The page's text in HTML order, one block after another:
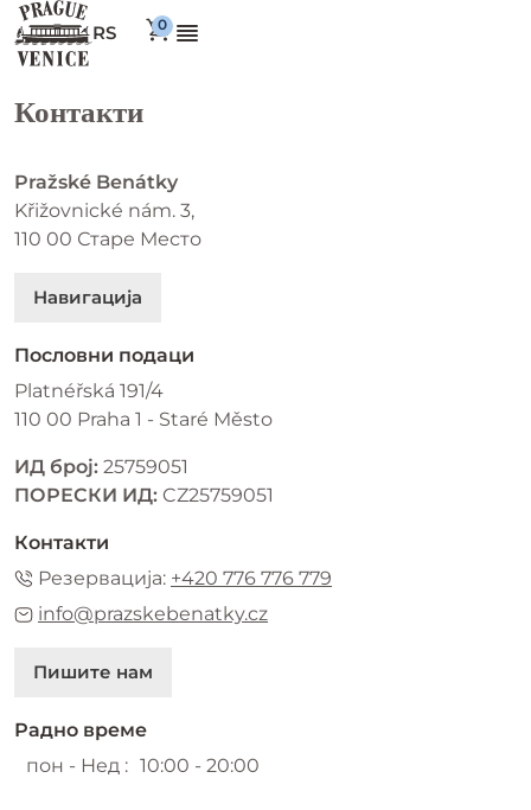
RS
Контакти
Pražské Benátky
Křižovnické nám. 3,
110 00 Старе Место
Навигација
Пословни подаци
Platnéřská 191/4
110 00 Praha 1 - Staré Město
ИД број: 25759051
ПОРЕСКИ ИД: CZ25759051
Контакти
Резервација: +420 776 776 779
info@prazskebenatky.cz
Пишите нам
Радно време
пон - Нед : 10:00 - 20:00